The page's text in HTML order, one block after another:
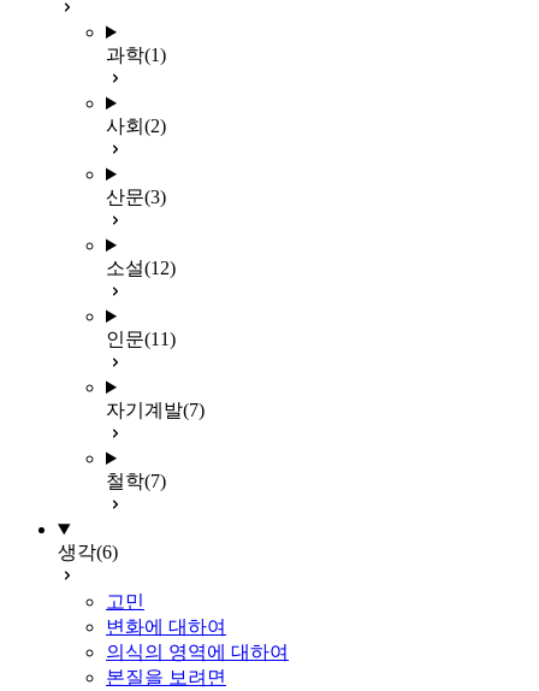
과학(1)
사회 (2)
산문(3)
소설(12)
인문(11)
자기계발(7)
철학(7)
생각(6)
고민
변화에 대하여
의식의 영역에 대하여
본질을 보려면